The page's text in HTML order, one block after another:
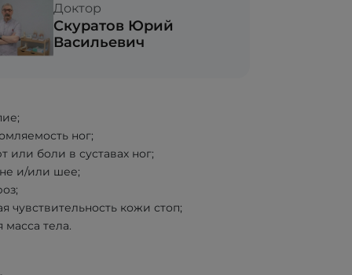
Доктор
Скуратов Юрий
Васильевич
ног;
или боли в суставах ног;
и/или шее;
чувствительность кожи стоп;
масса тела.